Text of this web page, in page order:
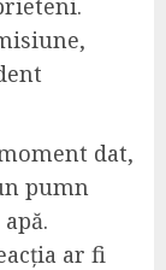
dat,
pumn
ar fi